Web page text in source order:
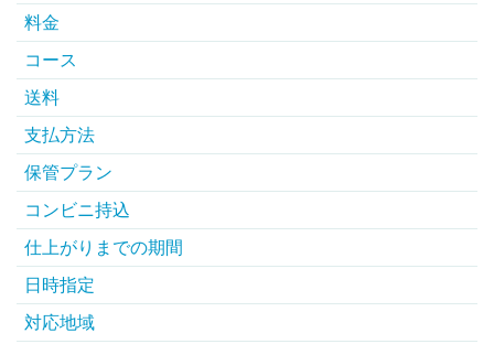
料金
コース
送料
支払方法
保管プラン
コンビニ持込
仕上がりまでの期間
日時指定
対応地域